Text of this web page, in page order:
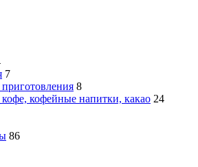
7
8
кофейные напитки, какао 24
86